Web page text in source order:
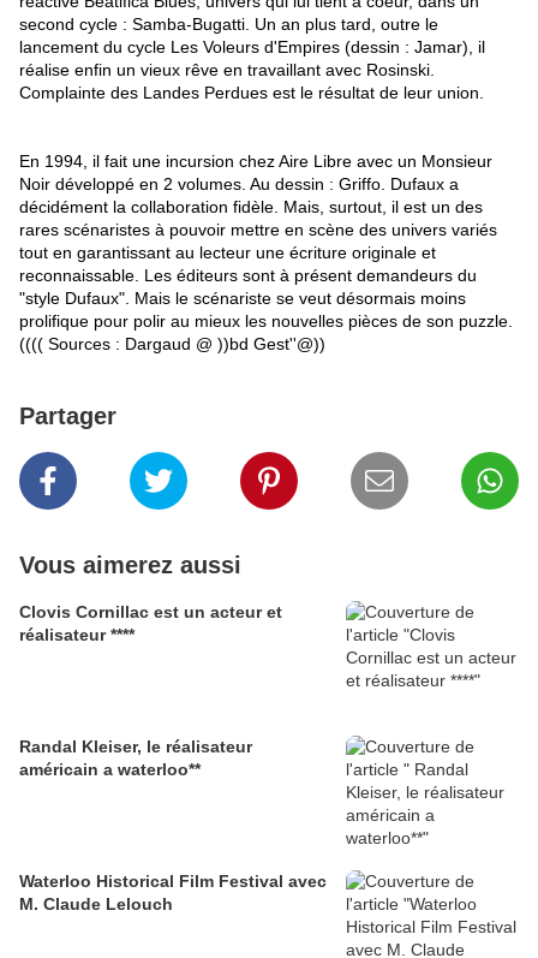
second cycle : Samba-Bugatti. Un an plus tard, outre le
lancement du cycle Les Voleurs d'Empires (dessin : Jamar), il
réalise enfin un vieux rêve en travaillant avec Rosinski.
Complainte des Landes Perdues est le résultat de leur union.
En 1994, il fait une incursion chez Aire Libre avec un Monsieur
Noir développé en 2 volumes. Au dessin : Griffo. Dufaux a
décidément la collaboration fidèle. Mais, surtout, il est un des
rares scénaristes à pouvoir mettre en scène des univers variés
tout en garantissant au lecteur une écriture originale et
reconnaissable. Les éditeurs sont à présent demandeurs du
"style Dufaux". Mais le scénariste se veut désormais moins
prolifique pour polir au mieux les nouvelles pièces de son puzzle.
(((( Sources : Dargaud @ ))bd Gest''@))
Partager
Vous aimerez aussi
Clovis Cornillac est un acteur et
réalisateur ****
Randal Kleiser, le réalisateur
américain a waterloo**
Waterloo Historical Film Festival avec
M. Claude Lelouch